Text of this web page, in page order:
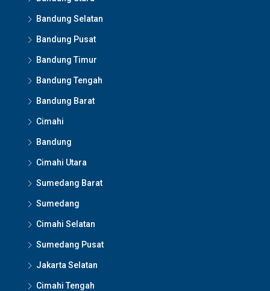
Bandung Selatan
Bandung Pusat
Bandung Timur
Bandung Tengah
Bandung Barat
Cimahi
Bandung
Cimahi Utara
Sumedang Barat
Sumedang
Cimahi Selatan
Sumedang Pusat
Jakarta Selatan
Cimahi Tengah